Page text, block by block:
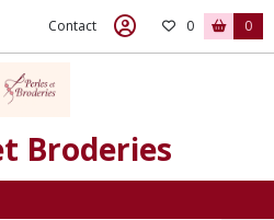
Contact 0 0
Broderies